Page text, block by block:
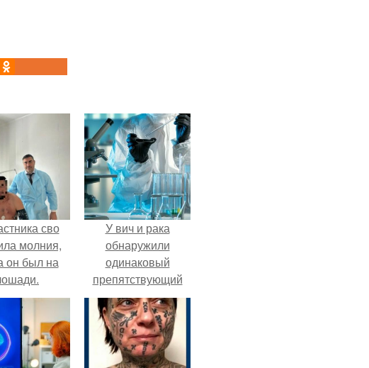
сво
молния,
он был на
У вич и рака
обнаружили
одинаковый
препятствующий
лечению механизм.